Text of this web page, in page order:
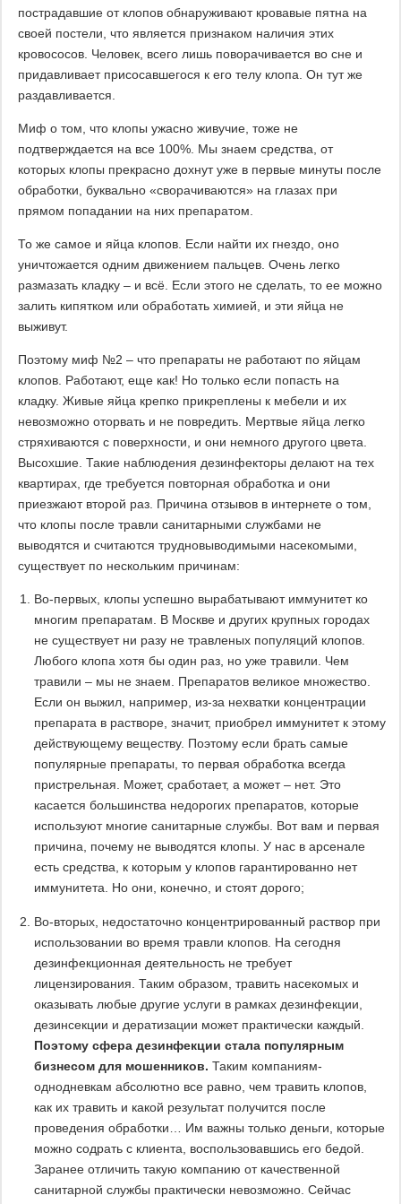
пострадавшие от клопов обнаруживают кровавые пятна на
своей постели, что является признаком наличия этих
кровососов. Человек, всего лишь поворачивается во сне и
придавливает присосавшегося к его телу клопа. Он тут же
раздавливается.
Миф о том, что клопы ужасно живучие, тоже не
подтверждается на все 100%. Мы знаем средства, от
которых клопы прекрасно дохнут уже в первые минуты после
обработки, буквально «сворачиваются» на глазах при
прямом попадании на них препаратом.
То же самое и яйца клопов. Если найти их гнездо, оно
уничтожается одним движением пальцев. Очень легко
размазать кладку – и всё. Если этого не сделать, то ее можно
залить кипятком или обработать химией, и эти яйца не
выживут.
Поэтому миф №2 – что препараты не работают по яйцам
клопов. Работают, еще как! Но только если попасть на
кладку. Живые яйца крепко прикреплены к мебели и их
невозможно оторвать и не повредить. Мертвые яйца легко
стряхиваются с поверхности, и они немного другого цвета.
Высохшие. Такие наблюдения дезинфекторы делают на тех
квартирах, где требуется повторная обработка и они
приезжают второй раз. Причина отзывов в интернете о том,
что клопы после травли санитарными службами не
выводятся и считаются трудновыводимыми насекомыми,
существует по нескольким причинам:
Во-первых, клопы успешно вырабатывают иммунитет ко
многим препаратам. В Москве и других крупных городах
не существует ни разу не травленых популяций клопов.
Любого клопа хотя бы один раз, но уже травили. Чем
травили – мы не знаем. Препаратов великое множество.
Если он выжил, например, из-за нехватки концентрации
препарата в растворе, значит, приобрел иммунитет к этому
действующему веществу. Поэтому если брать самые
популярные препараты, то первая обработка всегда
пристрельная. Может, сработает, а может – нет. Это
касается большинства недорогих препаратов, которые
используют многие санитарные службы. Вот вам и первая
причина, почему не выводятся клопы. У нас в арсенале
есть средства, к которым у клопов гарантированно нет
иммунитета. Но они, конечно, и стоят дорого;
Во-вторых, недостаточно концентрированный раствор при
использовании во время травли клопов. На сегодня
дезинфекционная деятельность не требует
лицензирования. Таким образом, травить насекомых и
оказывать любые другие услуги в рамках дезинфекции,
дезинсекции и дератизации может практически каждый.
Поэтому сфера дезинфекции стала популярным
бизнесом для мошенников. Таким компаниям-
однодневкам абсолютно все равно, чем травить клопов,
как их травить и какой результат получится после
проведения обработки… Им важны только деньги, которые
можно содрать с клиента, воспользовавшись его бедой.
Заранее отличить такую компанию от качественной
санитарной службы практически невозможно. Сейчас